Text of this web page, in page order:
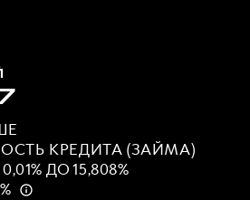
КРЕДИТА (ЗАЙМА)
ДО 15,808%